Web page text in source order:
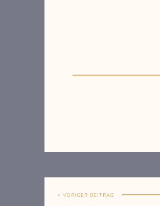
< VORIGER BEITRAG